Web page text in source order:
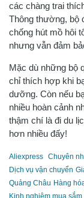
các chàng trai
Thông thường, bộ
chống hút mồ hôi
nhưng vẫn đảm
Mặc dù những bộ
chỉ thích hợp khi
dưỡng. Còn nếu
nhiều hoàn cảnh
thậm chí là đi du
hơn nhiều đấy!
Aliexpress Chuyên
Dịch vụ vận chuyển
Quảng Châu Hàng
Kinh nghiệm mua sắm